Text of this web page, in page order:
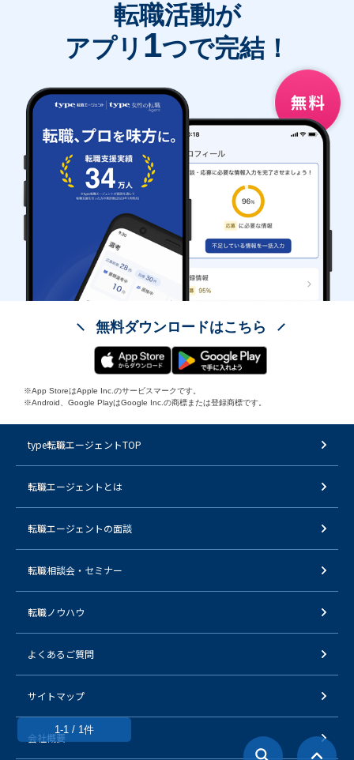
1-1 / 1件
転職活動が
アプリ 1つで完結！
無料ダウンロードはこちら
※App StoreはApple Inc.のサービスマークです。
※Android、Google PlayはGoogle Inc.の商標または登録商標です。
type転職エージェントTOP
転職エージェントとは
転職エージェントの面談
転職相談会・セミナー
転職ノウハウ
よくあるご質問
サイトマップ
会社概要